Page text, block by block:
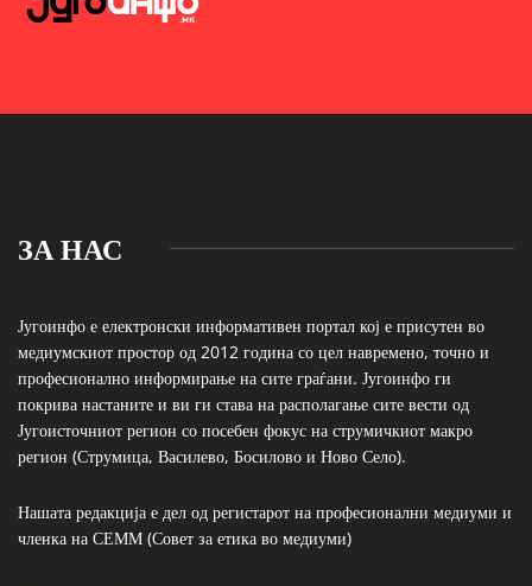
ЗА НАС
Југоинфо е електронски информативен портал кој е присутен во
медиумскиот простор од 2012 година со цел навремено, точно и
професионално информирање на сите граѓани. Југоинфо ги
покрива настаните и ви ги става на располагање сите вести од
Југоисточниот регион со посебен фокус на струмичкиот макро
регион (Струмица, Василево, Босилово и Ново Село).
Нашата редакција е дел од регистарот на професионални медиуми и
членка на СЕММ (Совет за етика во медиуми)